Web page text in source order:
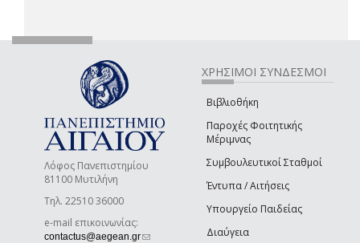
Λόφος Πανεπιστημίου
81100 Μυτιλήνη
Τηλ. 22510 36000
e-mail επικοινωνίας:
contactus@aegean.gr(link sends e-mail)
ΧΡΗΣΙΜΟΙ ΣΥΝΔΕΣΜΟΙ
Βιβλιοθήκη
Παροχές Φοιτητικής
Μέριμνας
Συμβουλευτικοί Σταθμοί
Έντυπα / Αιτήσεις
Υπουργείο Παιδείας
Διαύγεια